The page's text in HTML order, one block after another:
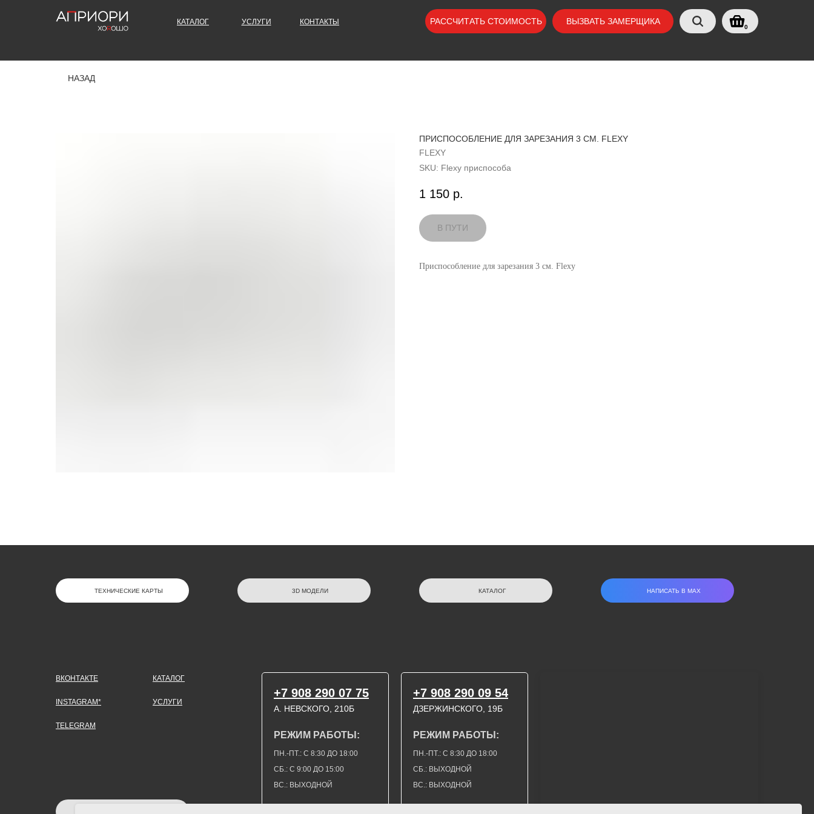
КОНТАКТЫ
УСЛУГИ
КАТАЛОГ ВЫЗВАТЬ ЗАМЕРЩИКА
РАССЧИТАТЬ СТОИМОСТЬ
0
НАЗАД
ПРИСПОСОБЛЕНИЕ ДЛЯ ЗАРЕЗАНИЯ 3 СМ. FLEXY
FLEXY
SKU: Flexy приспособа
1 150 р.
Приспособление для зарезания 3 см. Flexy
НАПИСАТЬ В МАХ
КАТАЛОГ
3D МОДЕЛИ
ТЕХНИЧЕСКИЕ КАРТЫ
TELEGRAM
INSTAGRAM*
ВКОНТАКТЕ
ДЗЕРЖИНСКОГО, 19Б
ВС.: ВЫХОДНОЙ
СБ.: С 9:00 ДО 15:00
ПН.-ПТ.: С 8:30 ДО 18:00
А. НЕВСКОГО, 210Б
УСЛУГИ
+7 908 290 09 54
РЕЖИМ РАБОТЫ:
ВС.: ВЫХОДНОЙ
СБ.: ВЫХОДНОЙ
ПН.-ПТ.: С 8:30 ДО 18:00
РЕЖИМ РАБОТЫ:
+7 908 290 07 75
КАТАЛОГ